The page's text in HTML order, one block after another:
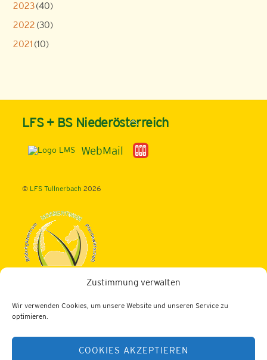
Zustimmung verwalten
Wir verwenden Cookies, um unsere Website und unseren Service zu
optimieren.
COOKIES AKZEPTIEREN
2023(40)
2022 (30)
2021 (10)
Back
To
Top
LFS + BS Niederösterreich
WebMail
© LFS Tullnerbach 2026
3013 Tullnerbach, Norbertinumstraße 9-11
Tel.: 02233/52436
Fax: 02233/52436-200